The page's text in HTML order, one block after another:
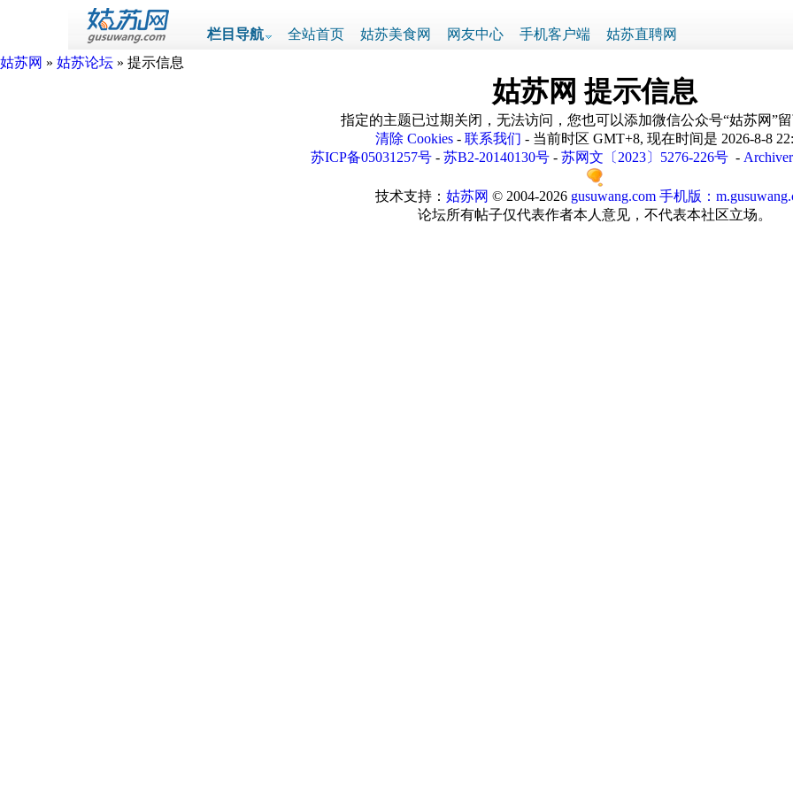
栏目导航 全站首页 姑苏美食网 网友中心 手机客户端
姑苏直聘网
姑苏网 » 姑苏论坛 » 提示信息
姑苏网 提示信息
指定的主题已过期关闭，无法访问，您也可以添加微信公众号“姑苏网”
清除 Cookies- 联系我们 - 当前时区 GMT+8, 现在时间是 2026-8-8
苏ICP备05031257号 - 苏B2-20140130号 - 苏网文〔2023〕5276-226号 - Archiver
技术支持： 姑苏网 © 2004-2026 gusuwang.com 手机版：
论坛所有帖子仅代表作者本人意见，不代表本社区立场。